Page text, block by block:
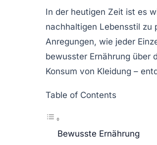
In der heutigen Zeit ist es
nachhaltigen Lebensstil zu
Anregungen, wie jeder
bewusster Ernährung über
Konsum von Kleidung –
Table of Contents
Bewusste Ernährung